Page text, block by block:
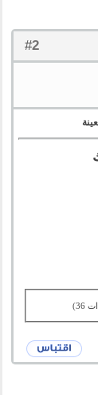
#
2